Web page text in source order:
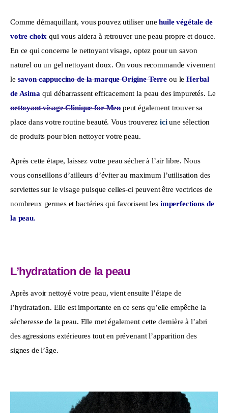
Comme démaquillant, vous pouvez utiliser une huile végétale de
votre choix qui vous aidera à retrouver une peau propre et douce.
En ce qui concerne le nettoyant visage, optez pour un savon
naturel ou un gel nettoyant doux. On vous recommande vivement
le savon cappuccino de la marque Origine Terre ou le Herbal
de Asima qui débarrassent efficacement la peau des impuretés. Le
nettoyant visage Clinique for Men peut également trouver sa
place dans votre routine beauté. Vous trouverez ici une sélection
de produits pour bien nettoyer votre peau.
Après cette étape, laissez votre peau sécher à l’air libre. Nous
vous conseillons d’ailleurs d’éviter au maximum l’utilisation des
serviettes sur le visage puisque celles-ci peuvent être vectrices de
nombreux germes et bactéries qui favorisent les imperfections de
la peau.
L’hydratation de la peau
Après avoir nettoyé votre peau, vient ensuite l’étape de
l’hydratation. Elle est importante en ce sens qu’elle empêche la
sécheresse de la peau. Elle met également cette dernière à l’abri
des agressions extérieures tout en prévenant l’apparition des
signes de l’âge.